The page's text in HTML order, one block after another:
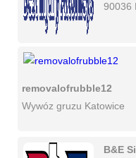
90036
removalofrubble12
Wywóz gruzu Katowice
B&E